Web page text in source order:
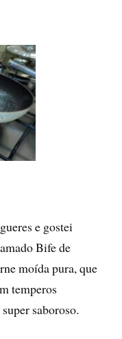
e gostei
Bife de
moí­da pura, que
temperos
saboroso.